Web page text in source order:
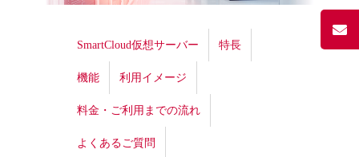
SmartCloud仮想サーバー 特長
機能 利用イメージ
料金・ご利用までの流れ
よくあるご質問